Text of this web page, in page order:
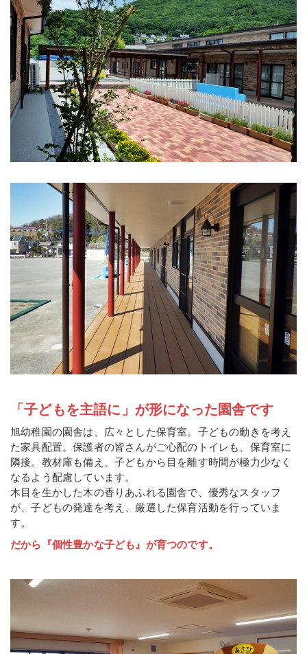
「子どもを主語に」が形になった園舎です
旭幼稚園の園舎は、広々とした保育室。子どもの動きを考え
た家具配置。保護者の皆さんがご心配のトイレも、保育室に
隣接。教材庫も備え、子どもから目を離す時間が極力少なく
なるよう配慮しています。
木目を生かした木の香りあふれる園舎で、優秀なスタッフ
が、子どもの発達を考え、厳選した保育活動を行っていま
す。
だから『個性豊かな子ども』が育つのです。